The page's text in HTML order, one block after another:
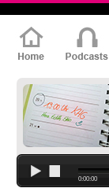
0:00:00